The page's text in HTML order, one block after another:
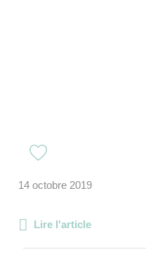
14 octobre 2019
Lire l'article